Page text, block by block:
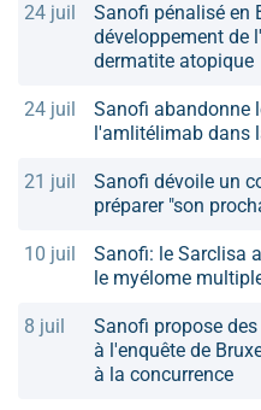
24 juil
Sanofi pénalisé en
développement de
dermatite atopique
24 juil
Sanofi abandonne
l'amlitélimab dans
21 juil
Sanofi dévoile un
préparer "son
10 juil
Sanofi: le Sarclisa
le myélome
8 juil
Sanofi propose
à l'enquête de
à la concurrence